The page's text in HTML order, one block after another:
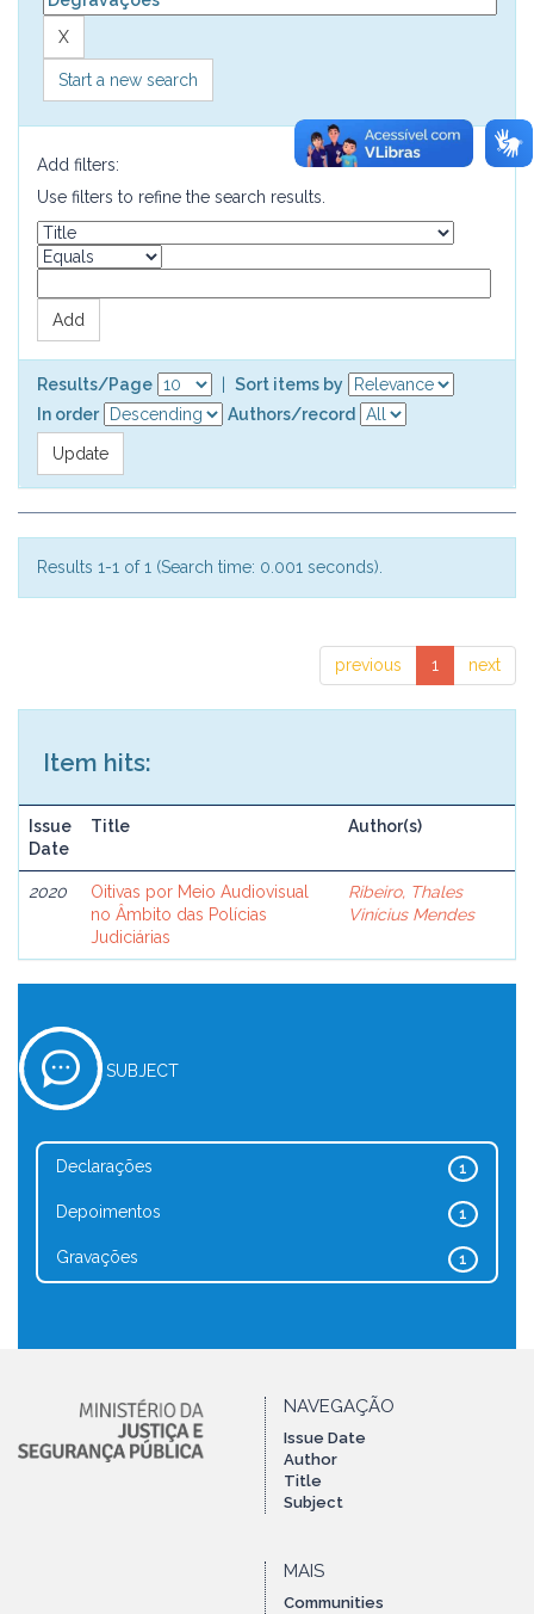
Start a new search
Add filters:
Use filters to refine the search results.
Results/Page
Sort items by
In order
Authors/record
Results 1-1 of 1 (Search time: 0.001 seconds).
previous 1 next
Item hits:
Issue
Date
Title Author(s)
2020
Oitivas por Meio Audiovisual
no Âmbito das Polícias
Judiciárias
Ribeiro, Thales
Vinícius Mendes
SUBJECT
1
Declarações
1
Depoimentos
1
Gravações
NAVEGAÇÃO
Issue Date
Author
Title
Subject
MAIS
Communities